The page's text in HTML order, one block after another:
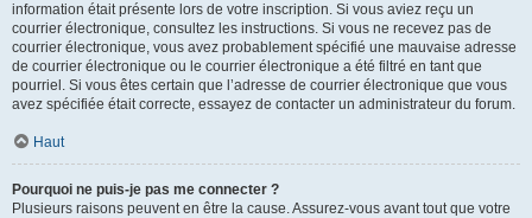
information était présente lors de votre inscription. Si vous aviez reçu un
courrier électronique, consultez les instructions. Si vous ne recevez pas de
courrier électronique, vous avez probablement spécifié une mauvaise adresse
de courrier électronique ou le courrier électronique a été filtré en tant que
pourriel. Si vous êtes certain que l’adresse de courrier électronique que vous
avez spécifiée était correcte, essayez de contacter un administrateur du forum.
Haut
Pourquoi ne puis-je pas me connecter ?
Plusieurs raisons peuvent en être la cause. Assurez-vous avant tout que votre